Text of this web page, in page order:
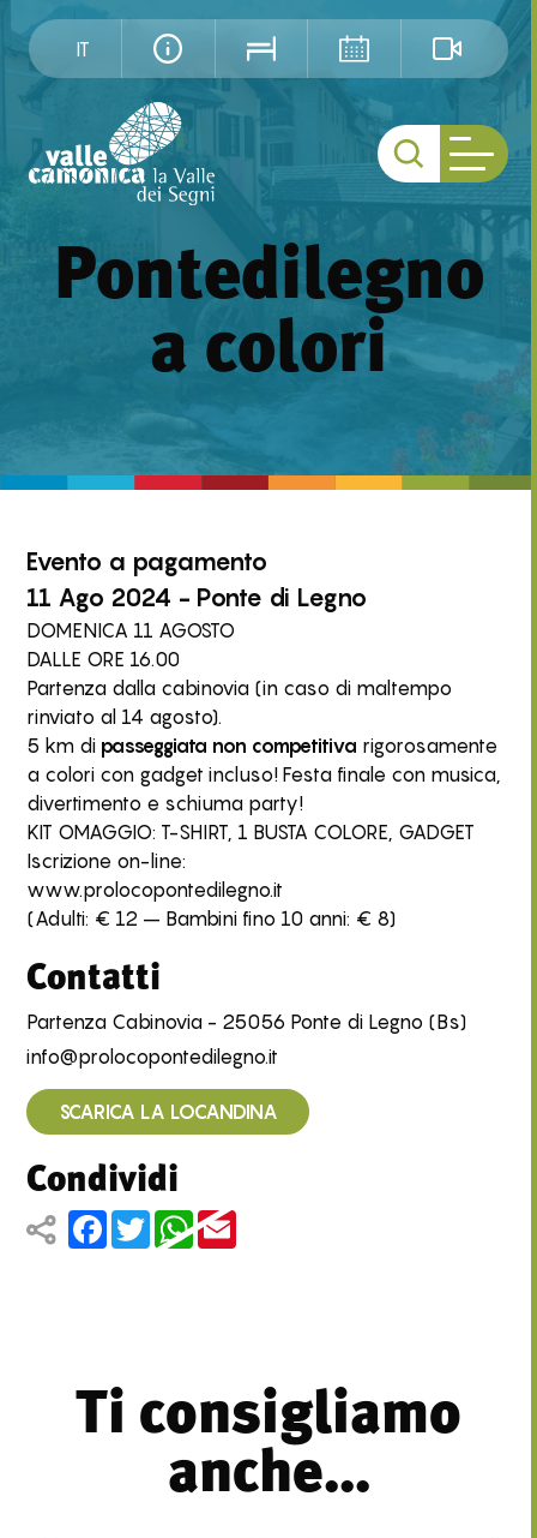
IT
Pontedilegno
a colori
Evento a pagamento
11 Ago 2024 - Ponte di Legno
DOMENICA 11 AGOSTO
DALLE ORE 16.00
Partenza dalla cabinovia (in caso di maltempo
rinviato al 14 agosto).
5 km di passeggiata non competitiva rigorosamente
a colori con gadget incluso! Festa finale con musica,
divertimento e schiuma party!
KIT OMAGGIO: T-SHIRT, 1 BUSTA COLORE, GADGET
Iscrizione on-line:
www.prolocopontedilegno.it
(Adulti: € 12 – Bambini fino 10 anni: € 8)
Contatti
Partenza Cabinovia - 25056 Ponte di Legno (Bs)
info@prolocopontedilegno.it
SCARICA LA LOCANDINA
Condividi
Facebook
TwitterWhatsApp
Email
Ti consigliamo
anche...